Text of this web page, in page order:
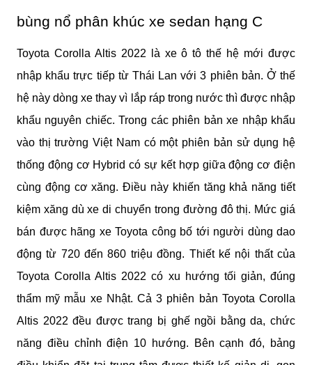
bùng nổ phân khúc xe sedan hạng C
Toyota Corolla Altis 2022 là xe ô tô thế hệ mới được
nhập khẩu trực tiếp từ Thái Lan với 3 phiên bản. Ở thế
hệ này dòng xe thay vì lắp ráp trong nước thì được nhập
khẩu nguyên chiếc. Trong các phiên bản xe nhập khẩu
vào thị trường Việt Nam có một phiên bản sử dụng hệ
thống động cơ Hybrid có sự kết hợp giữa động cơ điện
cùng động cơ xăng. Điều này khiến tăng khả năng tiết
kiệm xăng dù xe di chuyển trong đường đô thị. Mức giá
bán được hãng xe Toyota công bố tới người dùng dao
động từ 720 đến 860 triệu đồng. Thiết kế nội thất của
Toyota Corolla Altis 2022 có xu hướng tối giản, đúng
thẩm mỹ mẫu xe Nhật. Cả 3 phiên bản Toyota Corolla
Altis 2022 đều được trang bị ghế ngồi bằng da, chức
năng điều chỉnh điện 10 hướng. Bên cạnh đó, bảng